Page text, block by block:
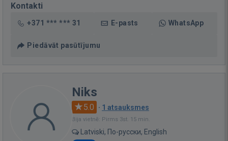
Kontakti
+371 *** *** 31 E-pasts WhatsApp
Piedāvāt pasūtījumu
Niks
5.0 · 1 atsauksmes
Bija vietnē: Pirms 3st. 15 min.
Latviski, По-русски, English